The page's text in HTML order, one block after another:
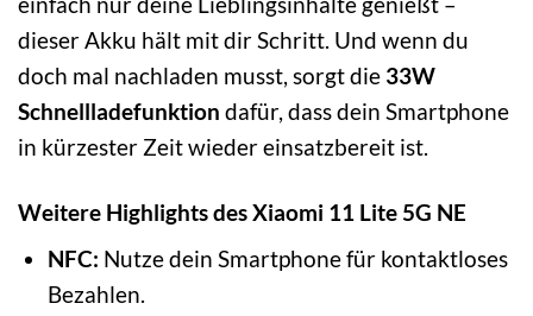
dieser Akku hält mit dir Schritt. Und wenn du
doch mal nachladen musst, sorgt die 33W
Schnellladefunktion dafür, dass dein Smartphone
in kürzester Zeit wieder einsatzbereit ist.
Weitere Highlights des Xiaomi 11 Lite 5G NE
NFC: Nutze dein Smartphone für kontaktloses
Bezahlen.